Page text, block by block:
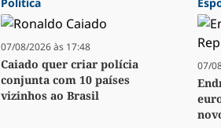
07/08/2026 às 17:48
Caiado quer criar polícia
conjunta com 10 países
vizinhos ao Brasil
07/